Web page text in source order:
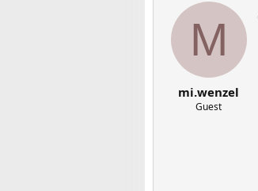
M
mi.wenzel
Guest